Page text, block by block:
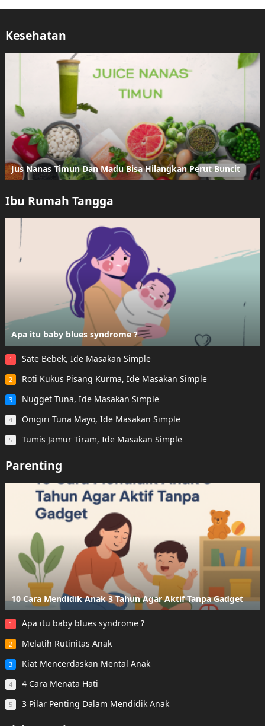
Kesehatan
Jus Nanas Timun Dan Madu Bisa Hilangkan Perut Buncit
Ibu Rumah Tangga
Apa itu baby blues syndrome ?
1 Sate Bebek, Ide Masakan Simple
2 Roti Kukus Pisang Kurma, Ide Masakan Simple
3 Nugget Tuna, Ide Masakan Simple
4 Onigiri Tuna Mayo, Ide Masakan Simple
5 Tumis Jamur Tiram, Ide Masakan Simple
Parenting
10 Cara Mendidik Anak 3 Tahun Agar Aktif Tanpa Gadget
1 Apa itu baby blues syndrome ?
2 Melatih Rutinitas Anak
3 Kiat Mencerdaskan Mental Anak
4 4 Cara Menata Hati
5 3 Pilar Penting Dalam Mendidik Anak